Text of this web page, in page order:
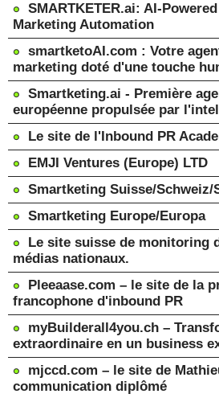
SMARTKETER.ai: AI-
Marketing Automation
smartketoAI.com : Votre
marketing doté d'une touche
Smartketing.ai - Première
européenne propulsée par
Le site de l'Inbound PR
EMJI Ventures (Europe) LTD
Smartketing Suisse/Schweiz/
Smartketing Europe/Europa
Le site suisse de monitoring
médias nationaux.
Pleeaase.com – le site de la
francophone d'inbound PR
myBuilderall4you.ch –
extraordinaire en un business
mjccd.com – le site de
communication diplômé